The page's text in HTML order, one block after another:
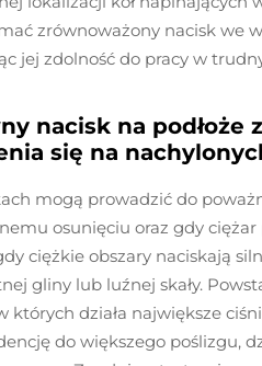
zrównoważony nacisk we
jej zdolność do pracy w
nacisk na podłoże
się na
mogą prowadzić do
osunięciu oraz gdy
ciężkie obszary naciskają
gliny lub luźnej skały.
działa największe
do większego poślizgu,